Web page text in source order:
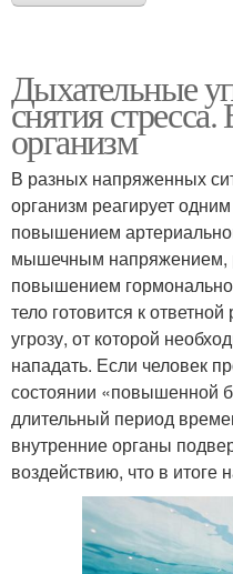
Дыхательные
снятия
организм
В разных напряженных
организм реагирует
повышением
мышечным напряжением,
повышением
тело готовится к
угрозу, от которой
нападать. Если человек
состоянии «повышенной
длительный период
внутренние органы
воздействию, что в итоге